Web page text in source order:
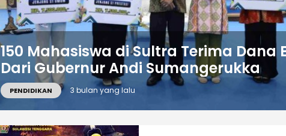
150 Mahasiswa di Sultra Terima Dana
Dari Gubernur Andi Sumangerukka
PENDIDIKAN 3 bulan yang lalu